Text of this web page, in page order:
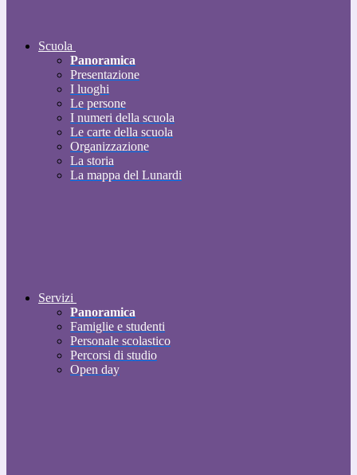
Scuola
Panoramica
Presentazione
I luoghi
Le persone
I numeri della scuola
Le carte della scuola
Organizzazione
La storia
La mappa del Lunardi
Servizi
Panoramica
Famiglie e studenti
Personale scolastico
Percorsi di studio
Open day